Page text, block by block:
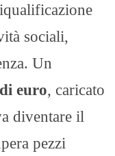
sociali,
Un
euro, caricato
diventare il
pezzi